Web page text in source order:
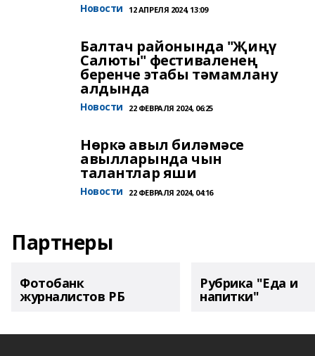
Новости 12 АПРЕЛЯ 2024, 13:09
Балтач районында "Җиңү
Салюты" фестиваленең
беренче этабы тәмамлану
алдында
Новости 22 ФЕВРАЛЯ 2024, 06:25
Нөркә авыл биләмәсе
авылларында чын
талантлар яши
Новости 22 ФЕВРАЛЯ 2024, 04:16
Партнеры
Фотобанк
журналистов РБ
Рубрика "Еда и
напитки"